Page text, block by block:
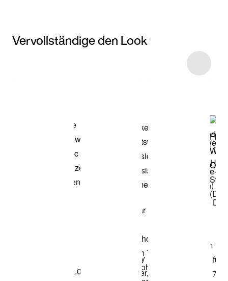
Vervollständige den Look